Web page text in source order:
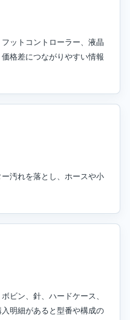
ットコントローラー、液晶
格差につながりやすい情報
汚れを落とし、ホースや小
ビン、針、ハードケース、
明細があると型番や構成の